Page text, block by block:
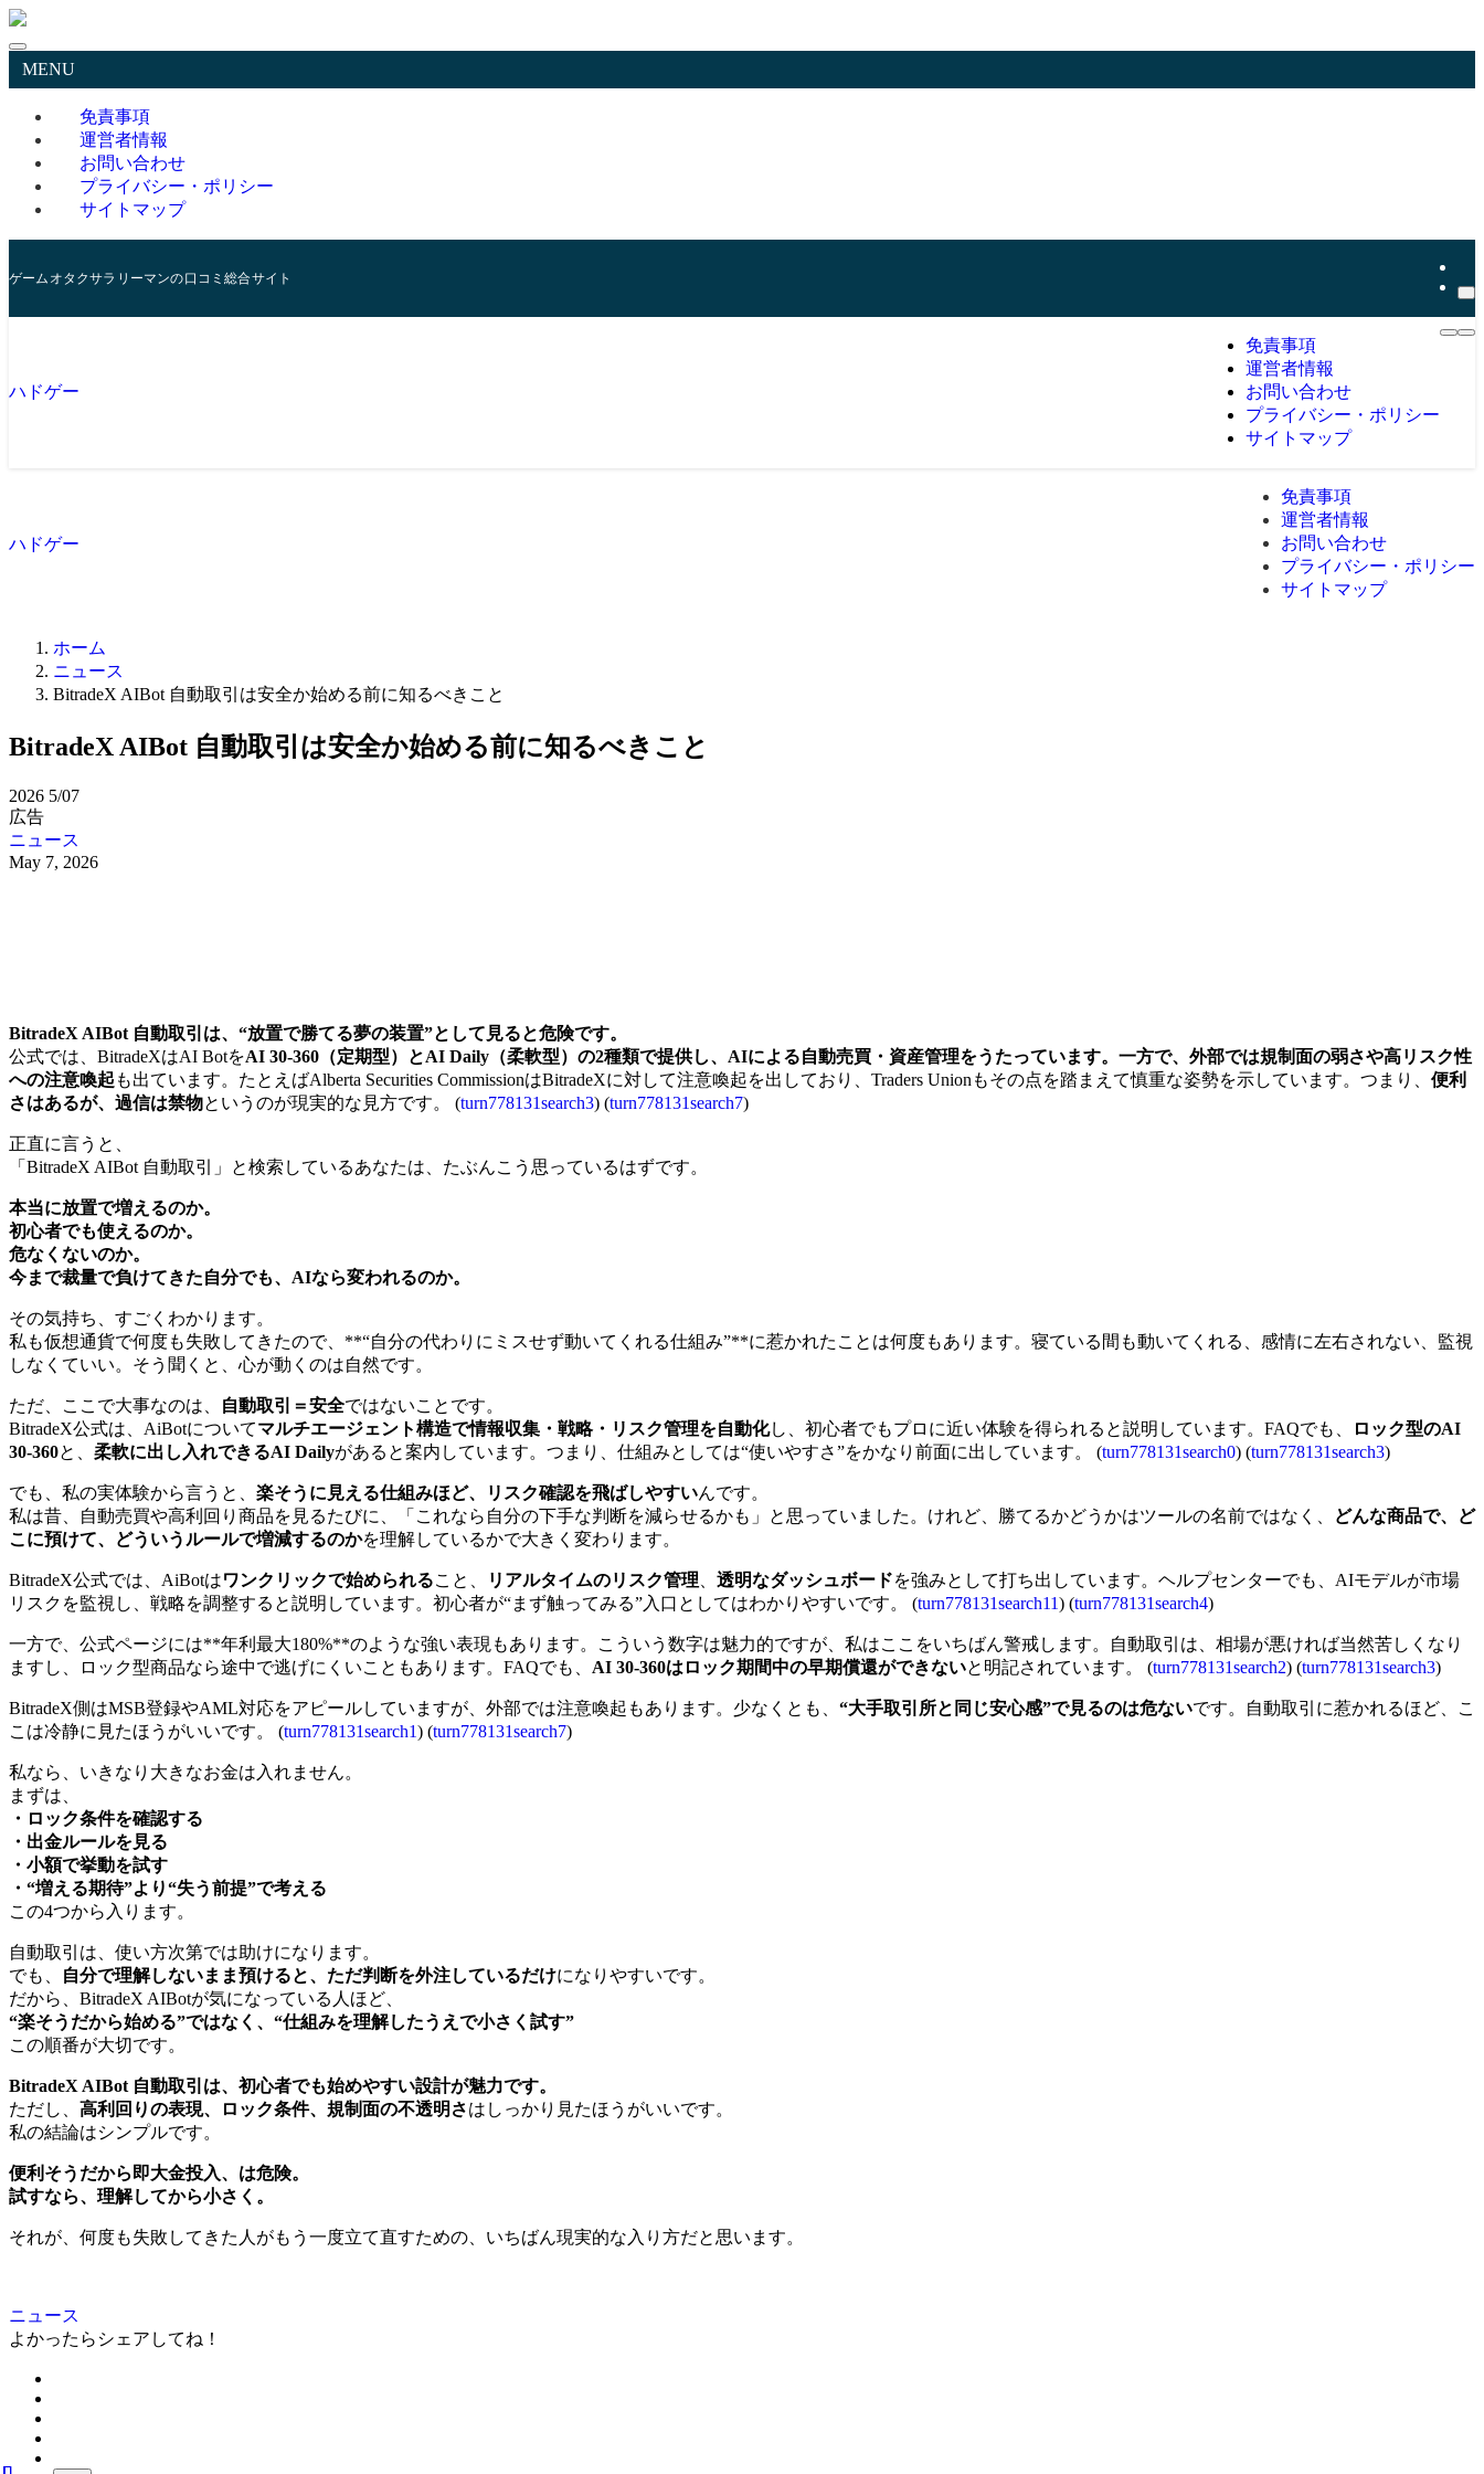
MENU
免責事項
運営者情報
お問い合わせ
プライバシー・ポリシー
サイトマップ
ゲームオタクサラリーマンの口コミ総合サイト
ハドゲー
免責事項
運営者情報
お問い合わせ
プライバシー・ポリシー
サイトマップ
ハドゲー
免責事項
運営者情報
お問い合わせ
プライバシー・ポリシー
サイトマップ
ホーム
ニュース
BitradeX AIBot 自動取引は安全か始める前に知るべきこと
BitradeX AIBot 自動取引は安全か始める前に知るべきこと
2026 5/07
広告
ニュース
May 7, 2026
BitradeX AIBot 自動取引は、“放置で勝てる夢の装置”として見ると危険です。
公式では、BitradeXはAI BotをAI 30-360（定期型）とAI Daily（柔軟型）の2種類で提供し、AIによる自動売買・資産管理をうたっています。一方で、外部では規制面の弱さや高リスク性
への注意喚起 も出ています。たとえばAlberta Securities CommissionはBitradeXに対して注意喚起を出しており、Traders Unionもその点を踏まえて慎重な姿勢を示しています。つまり、 便利
さはあるが、過信は禁物というのが現実的な見方です。 (turn778131search3) (turn778131search7)
正直に言うと、
「BitradeX AIBot 自動取引」と検索しているあなたは、たぶんこう思っているはずです。
本当に放置で増えるのか。
初心者でも使えるのか。
危なくないのか。
今まで裁量で負けてきた自分でも、AIなら変われるのか。
その気持ち、すごくわかります。
私も仮想通貨で何度も失敗してきたので、**“自分の代わりにミスせず動いてくれる仕組み”**に惹かれたことは何度もあります。寝ている間も動いてくれる、感情に左右されない、監視
しなくていい。そう聞くと、心が動くのは自然です。
ただ、ここで大事なのは、 自動取引＝安全ではないことです。
BitradeX公式は、AiBotについてマルチエージェント構造で情報収集・戦略・リスク管理を自動化し、初心者でもプロに近い体験を得られると説明しています。FAQでも、
ロック型のAI
30-360と、 柔軟に出し入れできるAI Dailyがあると案内しています。つまり、仕組みとしては“使いやすさ”をかなり前面に出しています。 (turn778131search0) (turn778131search3)
でも、私の実体験から言うと、 楽そうに見える仕組みほど、リスク確認を飛ばしやすいんです。
私は昔、自動売買や高利回り商品を見るたびに、「これなら自分の下手な判断を減らせるかも」と思っていました。けれど、勝てるかどうかはツールの名前ではなく、
どんな商品で、ど
こに預けて、どういうルールで増減するのかを理解しているかで大きく変わります。
BitradeX公式では、AiBotはワンクリックで始められること、 リアルタイムのリスク管理 透明なダッシュボードを強みとして打ち出しています。ヘルプセンターでも、AIモデルが市場
リスクを監視し、戦略を調整すると説明しています。初心者が“まず触ってみる”入口としてはわかりやすいです。 (turn778131search11) (turn778131search4)
一方で、公式ページには**年利最大180%**のような強い表現もあります。こういう数字は魅力的ですが、私はここをいちばん警戒します。自動取引は、相場が悪ければ当然苦しくなり
ますし、ロック型商品なら途中で逃げにくいこともあります。FAQでも、 AI 30-360はロック期間中の早期償還ができないと明記されています。 (turn778131search2) (turn778131search3)
BitradeX側はMSB登録やAML対応をアピールしていますが、外部では注意喚起もあります。少なくとも、 “大手取引所と同じ安心感”で見るのは危ないです。自動取引に惹かれるほど、こ
こは冷静に見たほうがいいです。 (turn778131search1) (turn778131search7)
私なら、いきなり大きなお金は入れません。
まずは、
・ロック条件を確認する
・出金ルールを見る
・小額で挙動を試す
・“増える期待”より“失う前提”で考える
この4つから入ります。
自動取引は、使い方次第では助けになります。
でも、
自分で理解しないまま預けると、ただ判断を外注しているだけになりやすいです。
だから、BitradeX AIBotが気になっている人ほど、
“楽そうだから始める”ではなく、“仕組みを理解したうえで小さく試す”
この順番が大切です。
BitradeX AIBot 自動取引は、初心者でも始めやすい設計が魅力です。
ただし、 高利回りの表現、ロック条件、規制面の不透明さはしっかり見たほうがいいです。
私の結論はシンプルです。
便利そうだから即大金投入、は危険。
試すなら、理解してから小さく。
それが、何度も失敗してきた人がもう一度立て直すための、いちばん現実的な入り方だと思います。
ニュース
よかったらシェアしてね！